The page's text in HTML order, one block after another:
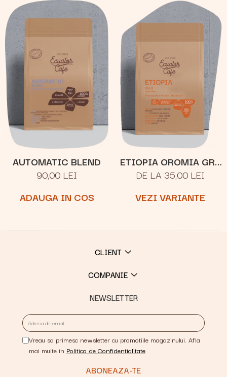
AUTOMATIC BLEND
90,00 LEI
ADAUGA IN COS
ETIOPIA OROMIA GR.1
NATURAL
DE LA 35,00 LEI
VEZI VARIANTE
CLIENT
COMPANIE
NEWSLETTER
Vreau sa primesc newsletter cu promotiile magazinului. Afla
mai multe in Politica de Confidentialitate